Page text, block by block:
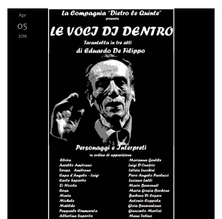
Apr
05
2016